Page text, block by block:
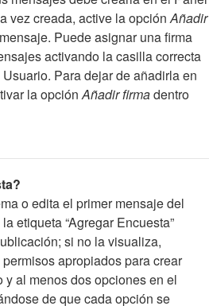
vez creada, active la opciónAñadir
Puede asignar una firma
activando la casilla correcta
Para dejar de añadirla en
la opciónAñadir firmadentro
o edita el primer mensaje del
etiqueta “Agregar Encuesta”
si no la visualiza,
apropiados para crear
y al menos dos opciones en el
de que cada opción se